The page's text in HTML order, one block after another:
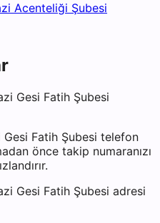
Acenteliği Şubesi
Gesi Fatih Şubesi
Fatih Şubesi telefon
önce takip numaranızı
Gesi Fatih Şubesi adresi